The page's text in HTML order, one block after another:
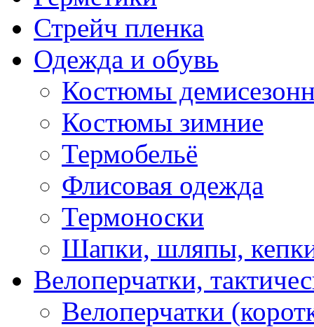
Стрейч пленка
Одежда и обувь
Костюмы
Костюмы зимние
Термобельё
Флисовая одежда
Термоноски
Шапки, шляпы,
Велоперчатки,
Велоперчатки